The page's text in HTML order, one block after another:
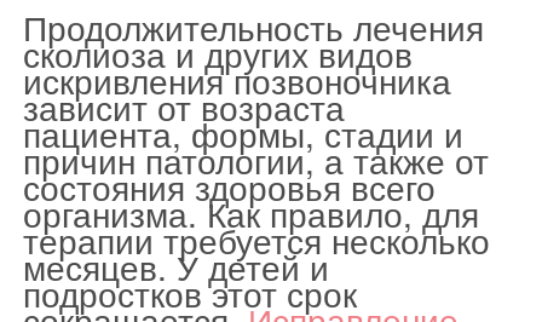
Продолжительность лечения
сколиоза и других видов
искривления позвоночника
зависит от возраста
пациента, формы, стадии и
причин патологии, а также от
состояния здоровья всего
организма. Как правило, для
терапии требуется несколько
месяцев. У детей и
подростков этот срок